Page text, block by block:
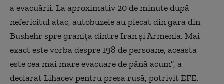
a evacuării. La aproximativ 20 de minute după
nefericitul atac, autobuzele au plecat din gara din
Bushehr spre graniţa dintre Iran şi Armenia. Mai
exact este vorba despre 198 de persoane, aceasta
este cea mai mare evacuare de până acum”, a
declarat Lihacev pentru presa rusă, potrivit EFE.